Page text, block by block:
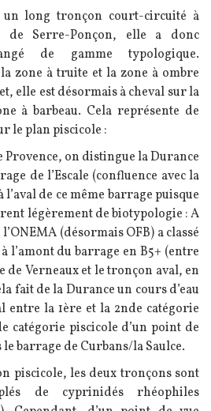
long tronçon court-circuité à
Serre-Ponçon, elle a donc
de gamme typologique.
zone à truite et la zone à ombre
elle est désormais à cheval sur la
à barbeau. Cela représente de
le plan piscicole :
Provence, on distingue la Durance
de l’Escale (confluence avec la
de ce même barrage puisque
légèrement de biotypologie : A
(désormais OFB) a classé
l’amont du barrage en B5+ (entre
de Verneaux et le tronçon aval, en
fait de la Durance un cours d’eau
entre la 1ère et la 2nde catégorie
catégorie piscicole d’un point de
barrage de Curbans/la Saulce.
piscicole, les deux tronçons sont
de cyprinidés rhéophiles